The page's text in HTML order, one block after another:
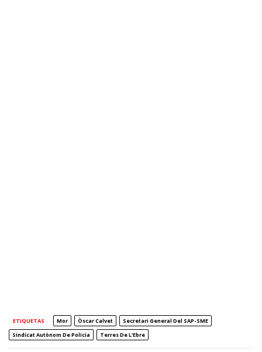
ETIQUETAS Mor Òscar Calvet
Secretari General Del SAP-SME
Sindicat Autònom De Policia
Terres De L’Ebre